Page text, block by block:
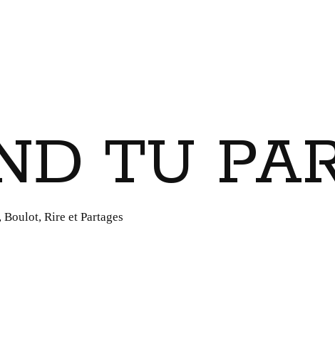
TU
Rire et Partages